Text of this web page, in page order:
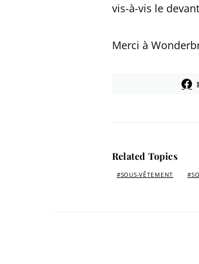
vis-à-vis le
Merci à
Related Topics
SOUS-VÊTEMENT